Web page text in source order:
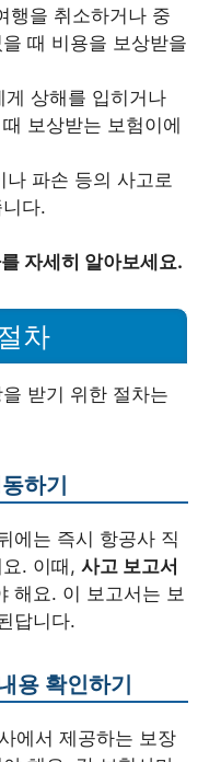
행을 취소하거나 중
때 비용을 보상받을
게 상해를 입히거나
보상받는 보험이에
나 파손 등의 사고로
다.
자세히 알아보세요.
차
받기 위한 절차는
하기
에는 즉시 항공사 직
. 이때, 사고 보고서
해요. 이 보고서는 보
답니다.
용 확인하기
에서 제공하는 보장